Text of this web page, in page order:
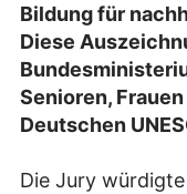
Bildung für
Diese
Senioren,
Deutschen
Die Jury